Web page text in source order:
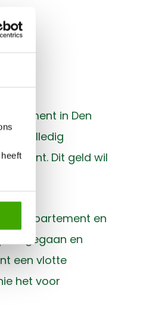
in Den
is volledig
Dit geld wil
dit appartement en
gegaan en
een vlotte
het voor